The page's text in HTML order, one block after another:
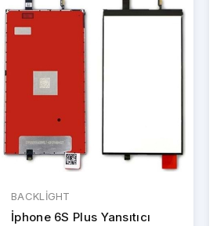
BACKLİGHT
İphone 6S Plus Yansıtıcı